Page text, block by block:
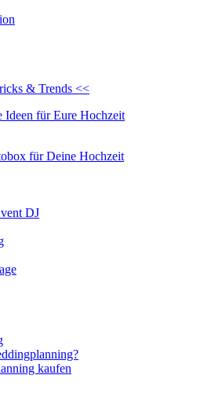
& Trends <<
Ideen für Eure Hochzeit
für Deine Hochzeit
DJ
kaufen